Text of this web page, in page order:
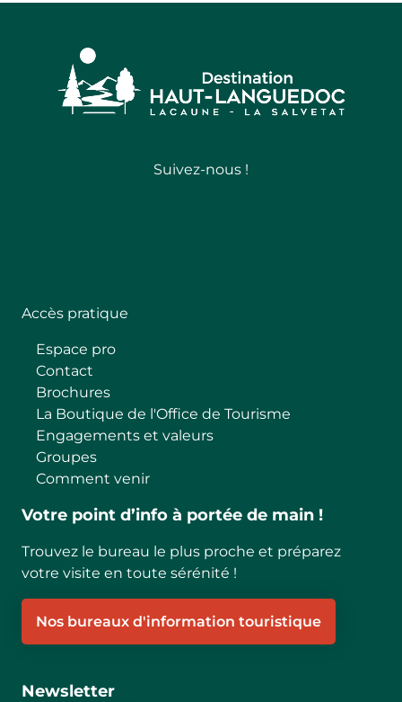
Suivez-nous !
Accès pratique
Espace pro
Contact
Brochures
La Boutique de l'Office de Tourisme
Engagements et valeurs
Groupes
Comment venir
Votre point d’info à portée de main !
Trouvez le bureau le plus proche et préparez
votre visite en toute sérénité !
Nos bureaux d'information touristique
Newsletter